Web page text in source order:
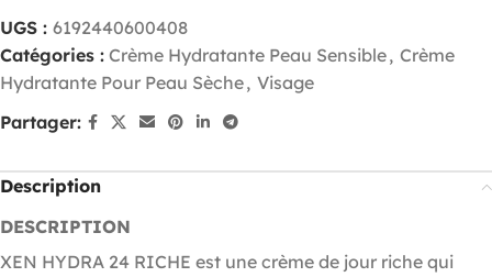
UGS : 6192440600408
Catégories : Crème Hydratante Peau Sensible, Crème
Hydratante Pour Peau Sèche, Visage
Partager:
Description
DESCRIPTION
XEN HYDRA 24 RICHE est une crème de jour riche qui